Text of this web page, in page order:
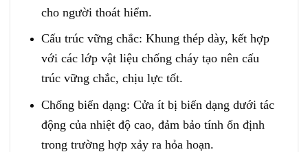
cho người thoát hiểm.
Cấu trúc vững chắc: Khung thép dày, kết hợp
với các lớp vật liệu chống cháy tạo nên cấu
trúc vững chắc, chịu lực tốt.
Chống biến dạng: Cửa ít bị biến dạng dưới tác
động của nhiệt độ cao, đảm bảo tính ổn định
trong trường hợp xảy ra hỏa hoạn.